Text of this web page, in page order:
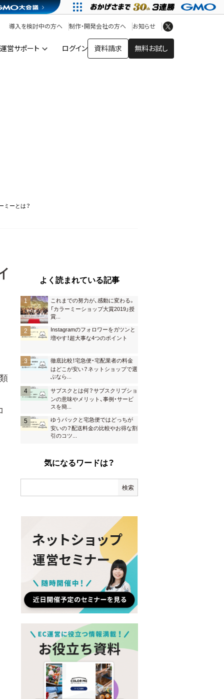
運営サポート ログイン 資料請求 無料お試し
導入を検討中の方へ 制作・開発会社の方へ お知らせ
ヘルプセンター
ミーとは？
よく読まれている記事
これまでの努力が、感動に変わる。
「カラーミーショップ大賞2019」授
賞
Instagramのフォロワーをガツンと
増やす！超大事な4つのポイント
徹底比較！宅急便・宅配業者の料金
はどこが安い？ネットショップで選
ぶなら
サブスクとは何？サブスクリプショ
ンの意味やメリット、事例・サービ
スを簡
ゆうパックと宅急便ではどっちが
安いの？配送料金の比較やお得な割
引のコツ
気になるワードは？